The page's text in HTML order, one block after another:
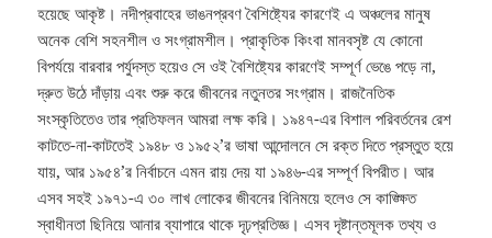
হয়েছে আকৃষ্ট। নদীপ্রবাহের ভাঙনপ্রবণ বৈশিষ্ট্যের কারণেই এ অঞ্চলের মানুষ
অনেক বেশি সহনশীল ও সংগ্রামশীল। প্রাকৃতিক কিংবা মানবসৃষ্ট যে কোনো
বিপর্যয়ে বারবার পর্যুদস্ত হয়েও সে ওই বৈশিষ্ট্যের কারণেই সম্পূর্ণ ভেঙে পড়ে না,
দ্রুত উঠে দাঁড়ায় এবং শুরু করে জীবনের নতুনতর সংগ্রাম। রাজনৈতিক
সংস্কৃতিতেও তার প্রতিফলন আমরা লক্ষ করি। ১৯৪৭-এর বিশাল পরিবর্তনের রেশ
কাটতে-না-কাটতেই ১৯৪৮ ও ১৯৫২’র ভাষা আন্দোলনে সে রক্ত দিতে প্রস্তুত হয়ে
যায়, আর ১৯৫৪’র নির্বাচনে এমন রায় দেয় যা ১৯৪৬-এর সম্পূর্ণ বিপরীত। আর
এসব সহই ১৯৭১-এ ৩০ লাখ লোকের জীবনের বিনিময়ে হলেও সে কাঙ্ক্ষিত
স্বাধীনতা ছিনিয়ে আনার ব্যাপারে থাকে দৃঢ়প্রতিজ্ঞ। এসব দৃষ্টান্তমূলক তথ্য ও